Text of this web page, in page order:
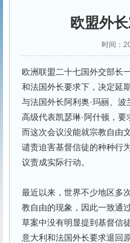
欧盟外
时间：
欧洲联盟二十七国外交部长
和法国外长要求下，决定延
与法国外长阿利奥·玛丽、
高级代表凯瑟琳·阿什顿，
而这次会议没能就宗教自由
谴责迫害基督信徒的种种行
议责成实际行动。
最近以来，世界不少地区多
教自由的现象，因此一致通
草案中没有明显提到基督信
意大利和法国外长要求退回